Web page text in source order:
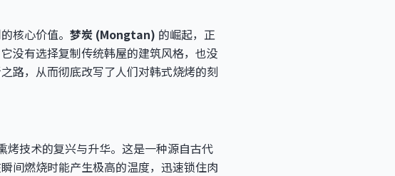
核心价值。 梦炭 (Mongtan) 的崛起，正
没有选择复制传统韩屋的建筑风格，也没
路，从而彻底改写了人们对韩式烧烤的刻
技术的复兴与升华。这是一种源自古代
间燃烧时能产生极高的温度，迅速锁住肉